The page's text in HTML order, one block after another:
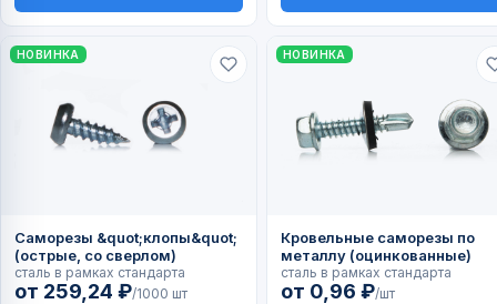
НОВИНКА
Саморезы &quot;клопы&quot;
(острые, со сверлом)
сталь в рамках стандарта
от 259,24 ₽/1000 шт
НОВИНКА
Кровельные саморезы по
металлу (оцинкованные)
сталь в рамках стандарта
от 0,96 ₽/шт